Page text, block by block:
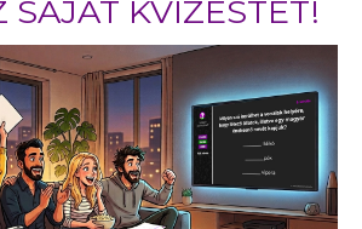
SAJÁT KVÍZESTET!